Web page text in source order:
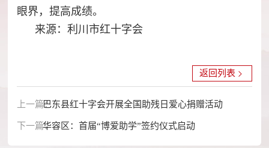
眼界，提高成绩。
来源：利川市红十字会
上一篇：巴东县红十字会开展全国助残日爱心捐赠活动
下一篇：华容区：首届“博爱助学”签约仪式启动
返回列表